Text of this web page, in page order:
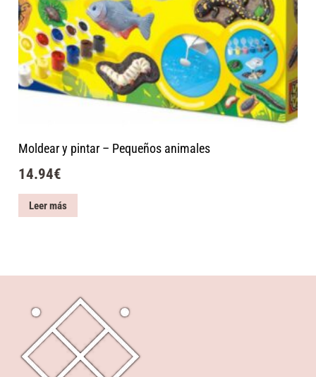
Moldear y pintar – Pequeños animales
14.94€
Leer más